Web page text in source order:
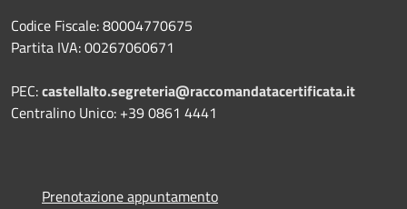
Codice Fiscale: 80004770675
Partita IVA: 00267060671
PEC:castellalto.segreteria@raccomandatacertificata.it
Centralino Unico: +39 0861 4441
Prenotazione appuntamento